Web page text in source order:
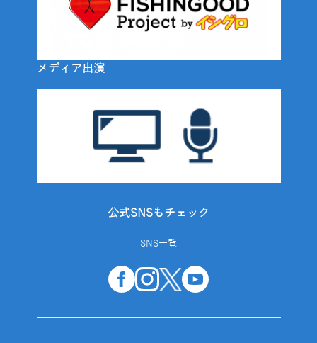
メディア出演
公式SNSもチェック
SNS一覧